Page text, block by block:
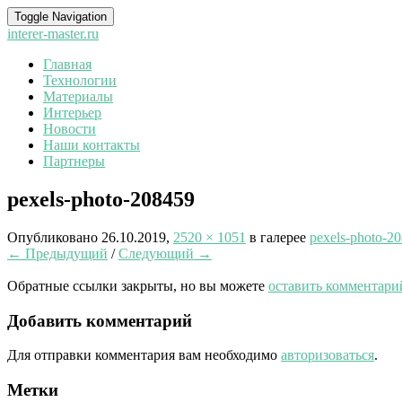
Toggle Navigation
interer-master.ru
Главная
Технологии
Материалы
Интерьер
Новости
Наши контакты
Партнеры
pexels-photo-208459
Опубликовано 26.10.2019, 2520 × 1051 в галерее pexels-photo-
← Предыдущий /Следующий →
Обратные ссылки закрыты, но вы можете оставить
Добавить комментарий
Для отправки комментария вам необходимо авторизоваться.
Метки